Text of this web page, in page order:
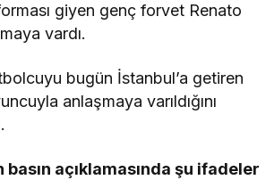
giyen genç forvet Renato
vardı.
bugün İstanbul’a getiren
anlaşmaya varıldığını
basın açıklamasında şu ifadeler